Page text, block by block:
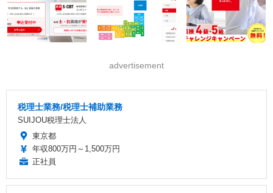
advertisement
税理士業務/税理士補助業務
SUIJOU税理士法人
東京都
年収800万円～1,500万円
正社員